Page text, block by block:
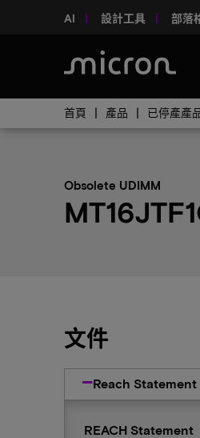
AI 設計工具 部落
首頁 產品 已停產產
Obsolete UDIMM
文件
Reach Statement
REACH Statement